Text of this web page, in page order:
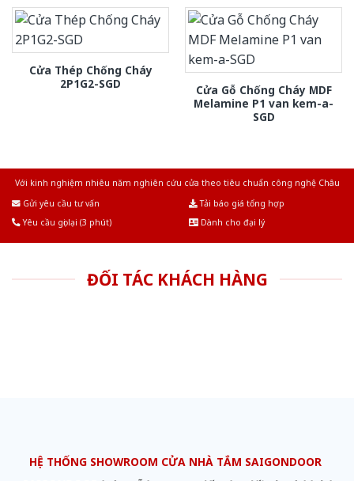
Cửa Thép Chống Cháy
2P1G2-SGD
Cửa Gỗ Chống Cháy MDF
Melamine P1 van kem-a-
SGD
Với kinh nghiệm nhiêu năm nghiên cứu cửa theo tiêu chuẩn công nghệ Châu
Gửi yêu cầu tư vấn
Tải báo giá tổng hợp
Yêu cầu gọi lại (3 phút)
Dành cho đại lý
ĐỐI TÁC KHÁCH HÀNG
HỆ THỐNG SHOWROOM CỬA NHÀ TẮM SAIGONDOOR